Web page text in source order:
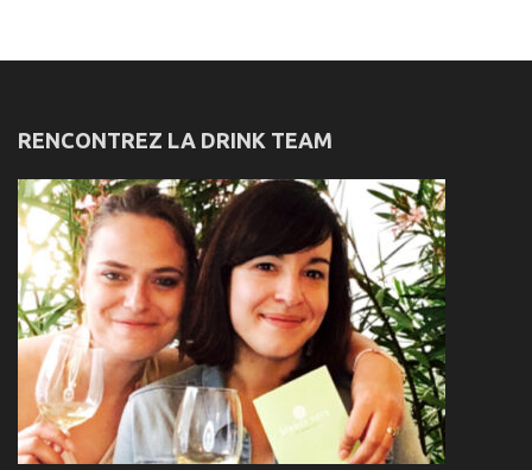
RENCONTREZ LA DRINK TEAM